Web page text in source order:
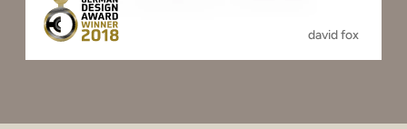
david fox